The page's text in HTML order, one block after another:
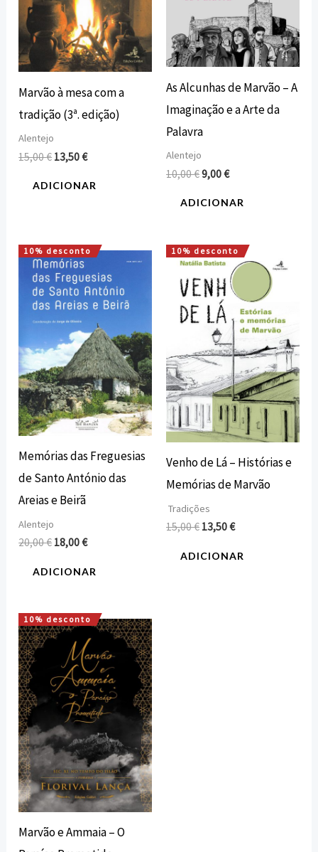
Marvão à mesa com a
tradição (3ª. edição)
Alentejo
15,00€ 13,50€
ADICIONAR
As Alcunhas de Marvão – A
Imaginação e a Arte da
Palavra
Alentejo
10,00€9,00€
ADICIONAR
10% desconto
Memórias das Freguesias
de Santo António das
Areias e Beirã
Alentejo
20,00€
O
preço
original
era:
20,00 €.
18,00€
O
preço
atual
é:
18,00 €.
ADICIONAR
10% desconto
Venho de Lá – Histórias e
Memórias de Marvão
Tradições
15,00€
O
preço
original
era:
15,00 €.
13,50€
O
preço
é:
13,50 €.
ADICIONAR
10% desconto
Marvão e Ammaia – O
O
preço
original
era:
15,00 €.
O
preço
atual
é:
13,50 €.